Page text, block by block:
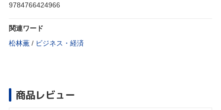
9784766424966
関連ワード
松林薫 / ビジネス・経済
商品レビュー